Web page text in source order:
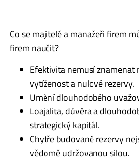
Co se majitelé a manažeři firem
firem naučit?
Efektivita nemusí znamenat
vytíženost a nulové rezervy.
Umění dlouhodobého
Loajalita, důvěra a
strategický kapitál.
Chytře budované rezervy
vědomě udržovanou silou.